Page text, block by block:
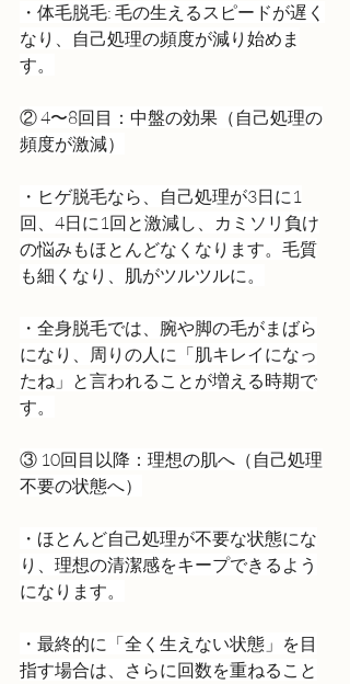
・体毛脱毛: 毛の生えるスピードが遅く
なり、自己処理の頻度が減り始めま
す。
② 4〜8回目：中盤の効果（自己処理の
頻度が激減）
・ヒゲ脱毛なら、自己処理が3日に1
回、4日に1回と激減し、カミソリ負け
の悩みもほとんどなくなります。毛質
も細くなり、肌がツルツルに。
・全身脱毛では、腕や脚の毛がまばら
になり、周りの人に「肌キレイになっ
たね」と言われることが増える時期で
す。
③ 10回目以降：理想の肌へ（自己処理
不要の状態へ）
・ほとんど自己処理が不要な状態にな
り、理想の清潔感をキープできるよう
になります。
・最終的に「全く生えない状態」を目
指す場合は、さらに回数を重ねること